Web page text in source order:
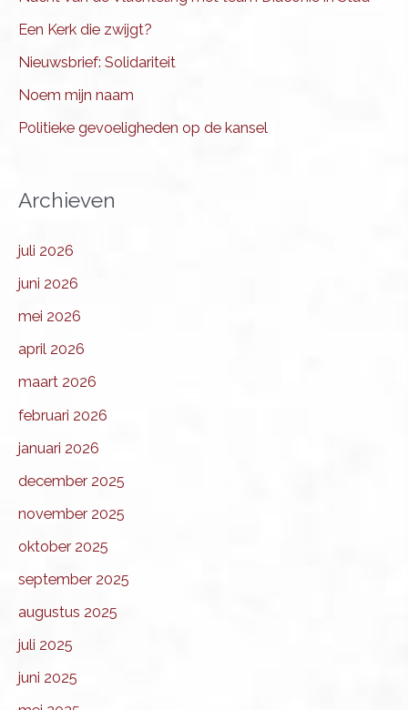
Een Kerk die zwijgt?
Nieuwsbrief: Solidariteit
Noem mijn naam
Politieke gevoeligheden op de kansel
Archieven
juli 2026
juni 2026
mei 2026
april 2026
maart 2026
februari 2026
januari 2026
december 2025
november 2025
oktober 2025
september 2025
augustus 2025
juli 2025
juni 2025